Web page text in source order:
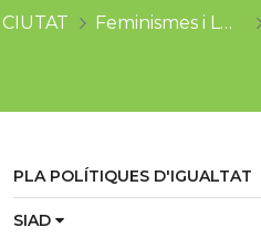
CIUTAT Feminismes i LGTBI
PLA POLÍTIQUES D'IGUALTAT
SIAD